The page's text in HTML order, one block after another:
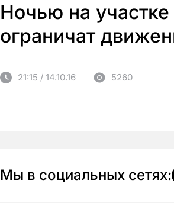
Ночью на
ограничат
21:15 / 14.10.16 5260
Мы в социальных сетях: